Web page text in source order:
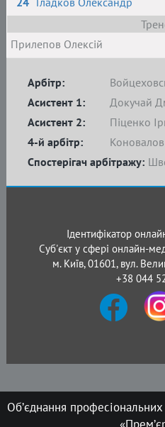
Прилепов Олексій
Арбітр:
Асистент 1:
Докучай
Асистент 2:
Піценко
4-й арбітр:
Спостерігач арбітражу:
Ідентифікатор
Суб'єкт у сфері онлайн-
м. Київ, 01601, вул.
+38 044
Об’єднання